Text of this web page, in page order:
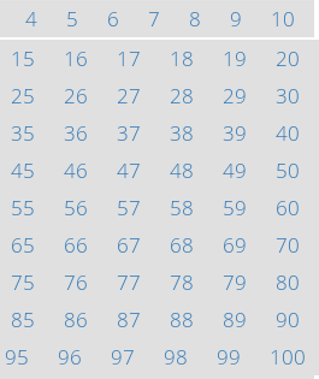
4 5 6 7 8 9
10
15 16 17 18 19
20
25 26 27 28 29
30
35 36 37 38 39
40
45 46 47 48 49
50
55 56 57 58 59
60
65 66 67 68 69
70
75 76 77 78 79
80
85 86 87 88 89
90
95 96 97 98 99
100